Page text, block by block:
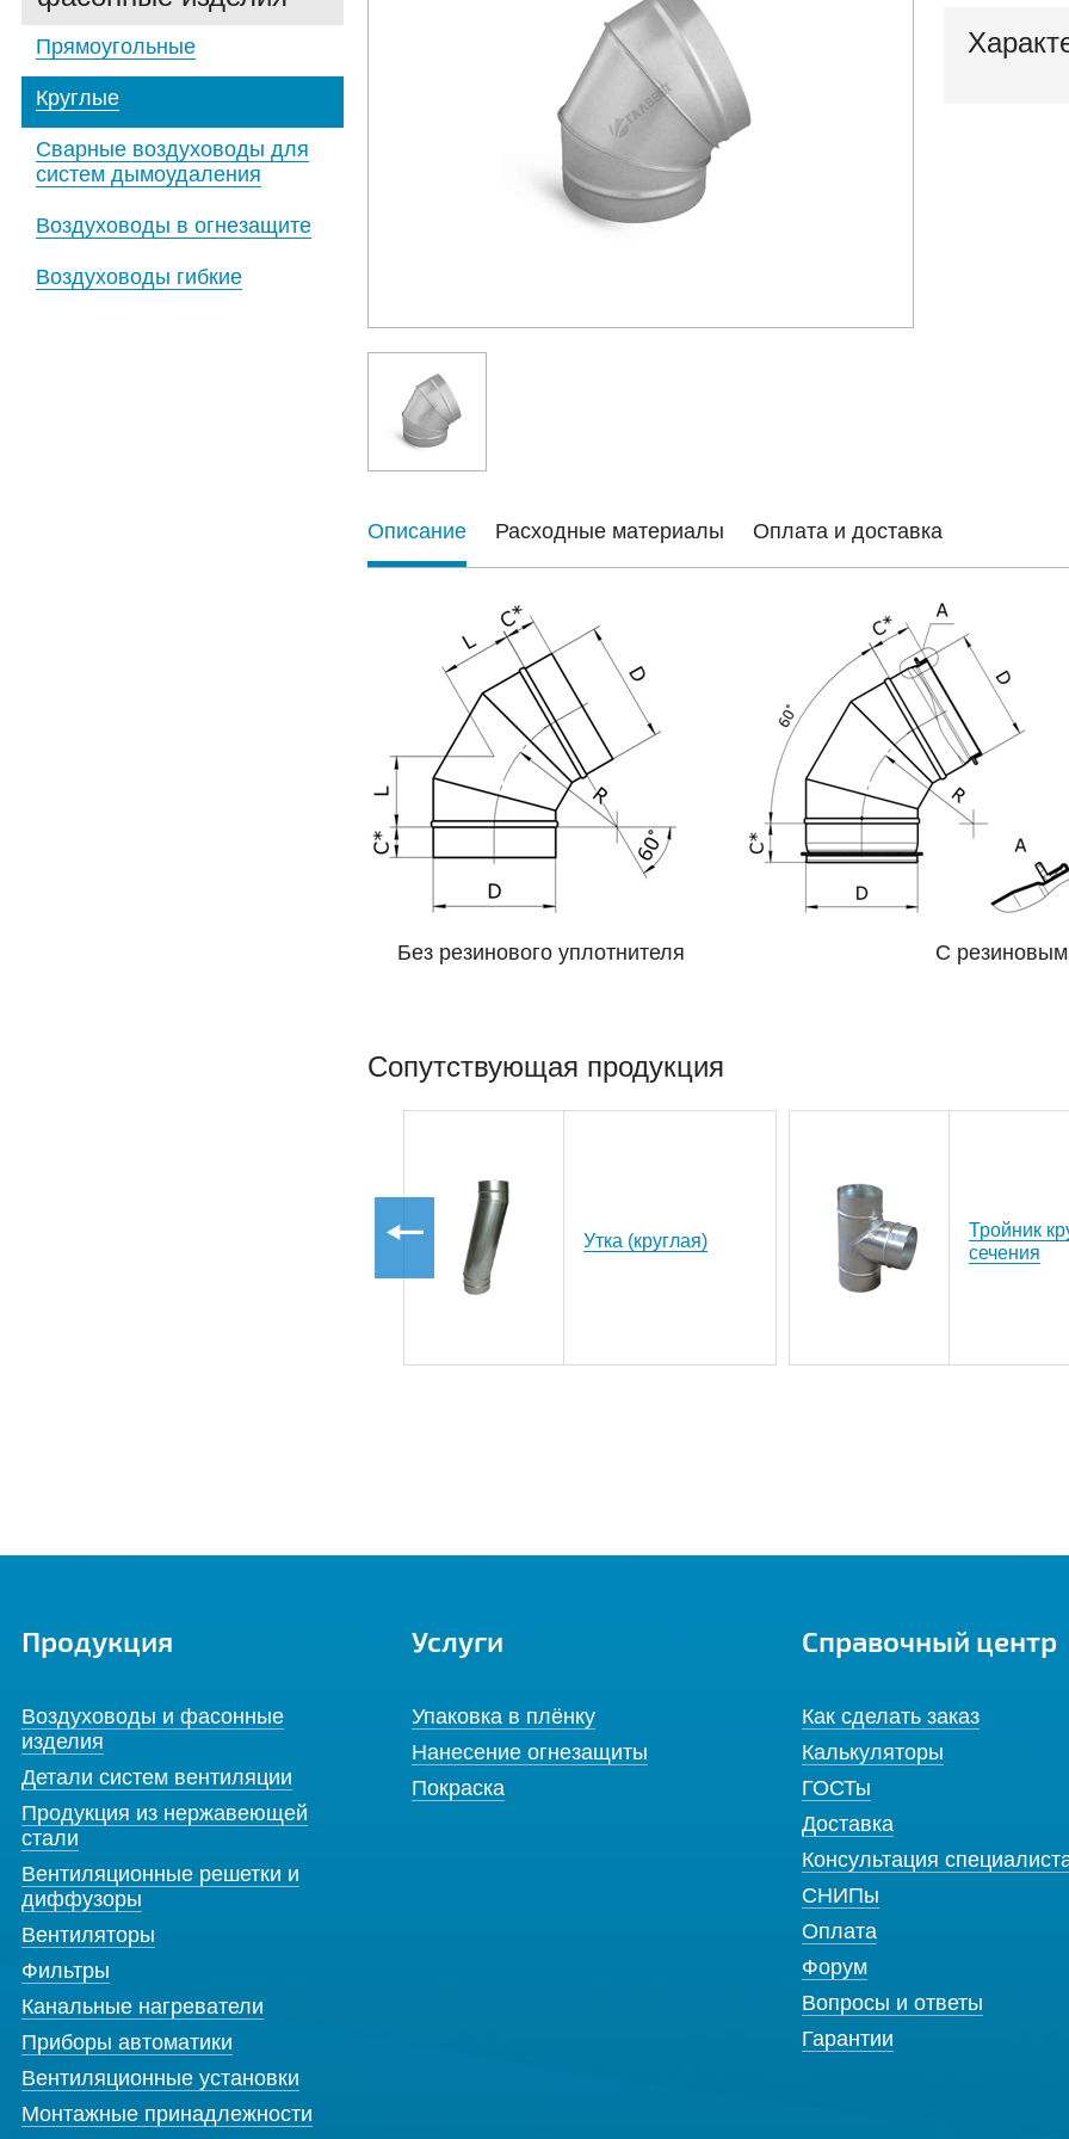
Прямоугольные
Круглые
Сварные воздуховоды для
систем дымоудаления
Воздуховоды в огнезащите
Воздуховоды гибкие
Описание Расходные материалы Оплата и доставка
Без резинового уплотнителя С резиновым
Сопутствующая продукция
Утка (круглая)
Тройник
сечения
Продукция
Воздуховоды и фасонные
изделия
Детали систем вентиляции
Продукция из нержавеющей
стали
Вентиляционные решетки и
диффузоры
Вентиляторы
Фильтры
Канальные нагреватели
Приборы автоматики
Вентиляционные установки
Монтажные принадлежности
Услуги
Упаковка в плёнку
Нанесение огнезащиты
Покраска
Справочный центр
Как сделать заказ
Калькуляторы
ГОСТы
Доставка
Консультация
СНИПы
Оплата
Форум
Вопросы и ответы
Гарантии